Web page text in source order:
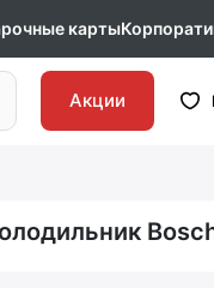
карты
Акции